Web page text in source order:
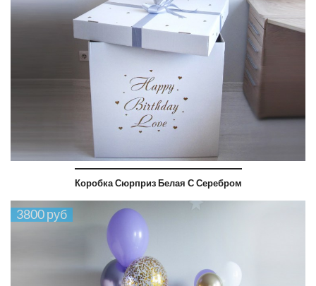
Коробка Сюрприз Белая С Серебром
3800 руб